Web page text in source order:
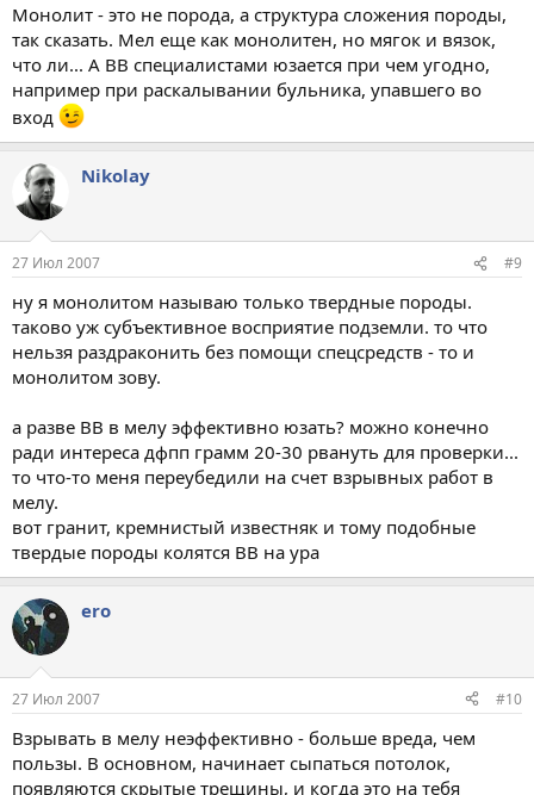
Монолит - это не порода, а структура сложения породы,
так сказать. Мел еще как монолитен, но мягок и вязок,
что ли... А ВВ специалистами юзается при чем угодно,
например при раскалывании бульника, упавшего во
вход
Nikolay
27 Июл 2007 #9
ну я монолитом называю только твердные породы.
таково уж субъективное восприятие подземли. то что
нельзя раздраконить без помощи спецсредств - то и
монолитом зову.
а разве ВВ в мелу эффективно юзать? можно конечно
ради интереса дфпп грамм 20-30 рвануть для проверки...
то что-то меня переубедили на счет взрывных работ в
мелу.
вот гранит, кремнистый известняк и тому подобные
твердые породы колятся ВВ на ура
ero
27 Июл 2007 #10
Взрывать в мелу неэффективно - больше вреда, чем
пользы. В основном, начинает сыпаться потолок,
появляются скрытые трещины, и когда это на тебя